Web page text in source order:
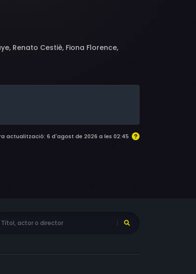
Renato Cestiè, Fiona Florence,
actualització: 6 d'agost de 2026 a les 02:45